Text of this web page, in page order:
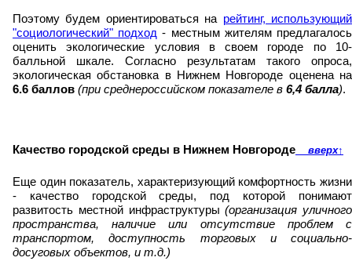
Поэтому будем ориентироваться на рейтинг, использующий
"социологический" подход - местным жителям предлагалось
оценить экологические условия в своем городе по 10-
балльной шкале. Согласно результатам такого опроса,
экологическая обстановка в Нижнем Новгороде оценена на
6.6 баллов (при среднероссийском показателе в 6,4 балла).
Качество городской среды в Нижнем Новгороде вверх↑
Еще один показатель, характеризующий комфортность жизни
- качество городской среды, под которой понимают
развитость местной инфраструктуры(организация уличного
пространства, наличие или отсутствие проблем с
транспортом, доступность торговых и социально-
досуговых объектов, и т.д.)